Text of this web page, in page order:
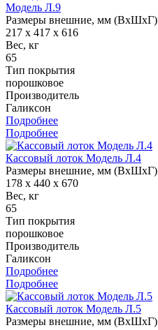
Модель Л.9
Размеры внешние, мм (ВхШхГ)
217 x 417 x 616
Вес, кг
65
Тип покрытия
порошковое
Производитель
Галиксон
Подробнее
Подробнее
Кассовый лоток Модель Л.4
Размеры внешние, мм (ВхШхГ)
178 x 440 x 670
Вес, кг
65
Тип покрытия
порошковое
Производитель
Галиксон
Подробнее
Подробнее
Кассовый лоток Модель Л.5
Размеры внешние, мм (ВхШхГ)